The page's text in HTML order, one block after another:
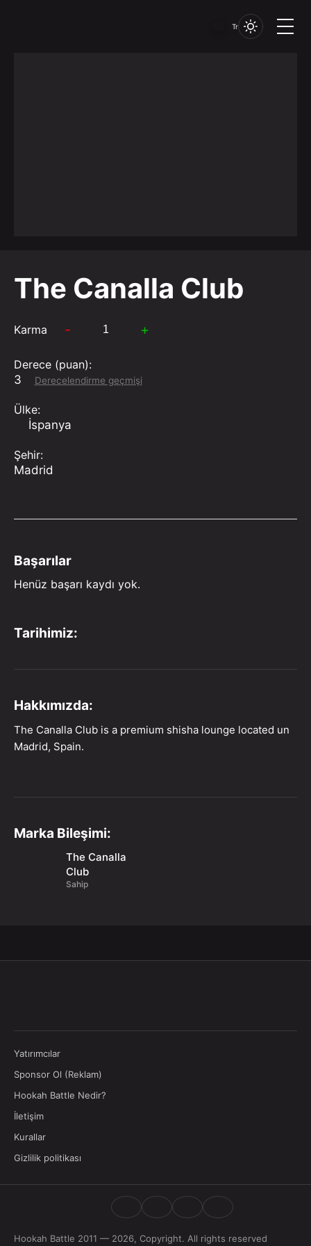
Tr
The Canalla Club
Karma - +
Derece (puan):
3
Derecelendirme geçmişi
Ülke:
İspanya
Şehir:
Madrid
Başarılar
Henüz başarı kaydı yok.
Tarihimiz:
Hakkımızda:
The Canalla Club is a premium shisha lounge located un
Madrid, Spain.
Marka Bileşimi:
The Canalla
Club
Sahip
Yatırımcılar
Sponsor Ol (Reklam)
Hookah Battle Nedir?
İletişim
Kurallar
Gizlilik politikası
Hookah Battle 2011 — 2026, Copyright. All rights reserved